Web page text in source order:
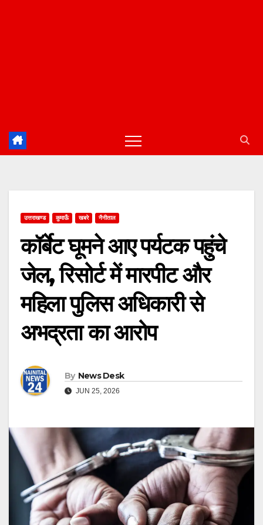
उत्तराखण्ड कुमाऊँ खबरे नैनीताल
कॉर्बेट घूमने आए पर्यटक पहुंचे
जेल, रिसोर्ट में मारपीट और
महिला पुलिस अधिकारी से
अभद्रता का आरोप
By News Desk
JUN 25, 2026